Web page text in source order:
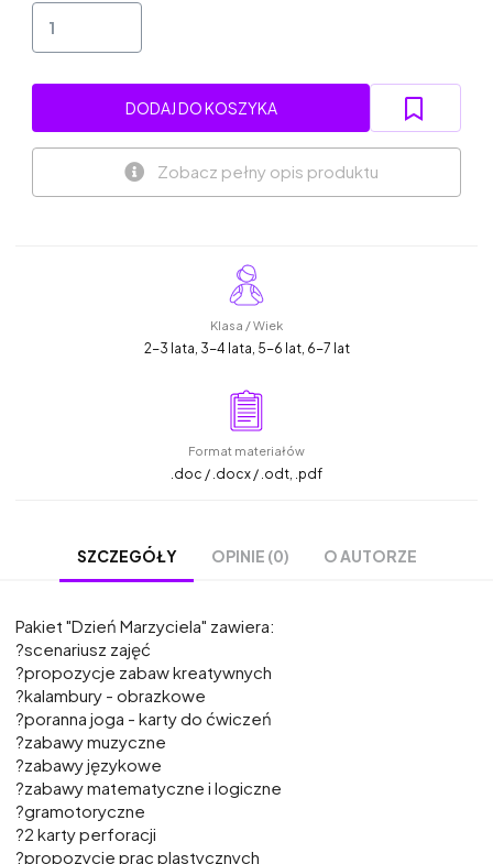
DODAJ DO KOSZYKA
Zobacz pełny opis produktu
Klasa / Wiek
2-3 lata, 3-4 lata, 5-6 lat, 6-7 lat
Format materiałów
.doc / .docx / .odt, .pdf
SZCZEGÓŁY OPINIE (0) O AUTORZE
Pakiet "Dzień Marzyciela" zawiera:
?scenariusz zajęć
?propozycje zabaw kreatywnych
?kalambury - obrazkowe
?poranna joga - karty do ćwiczeń
?zabawy muzyczne
?zabawy językowe
?zabawy matematyczne i logiczne
?gramotoryczne
?2 karty perforacji
?propozycje prac plastycznych